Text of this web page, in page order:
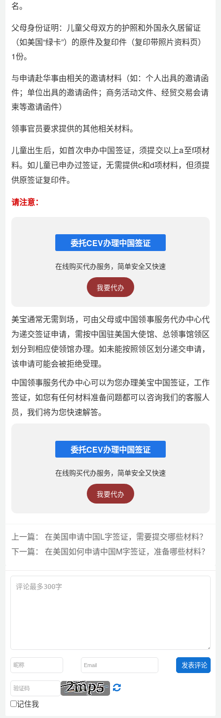
名。
父母身份证明：儿童父母双方的护照和外国永久居留证
（如美国“绿卡”）的原件及复印件（复印带照片资料页）
1份。
与申请赴华事由相关的邀请材料（如：个人出具的邀请函
件；单位出具的邀请函件；商务活动文件、经贸交易会请
柬等邀请函件）
领事官员要求提供的其他相关材料。
儿童出生后，如首次申办中国签证，须提交以上a至f项材
料。如儿童已申办过签证，无需提供c和d项材料，但须提
供原签证复印件。
请注意：
委托CEV办理中国签证
在线购买代办服务，简单安全又快速
我要代办
美宝通常无需到场，可由父母或中国领事服务代办中心代
为递交签证申请，需按中国驻美国大使馆、总领事馆领区
划分到相应使领馆办理。如未能按照领区划分递交申请，
该申请可能会被拒绝受理。
中国领事服务代办中心可以为您办理美宝中国签证，工作
签证，如您有任何材料准备问题都可以咨询我们的客服人
员，我们将为您快速解答。
委托CEV办理中国签证
在线购买代办服务，简单安全又快速
我要代办
上一篇：
在美国申请中国L字签证，需要提交哪些材料？
下一篇：
在美国如何申请中国M字签证，准备哪些材料？
记住我